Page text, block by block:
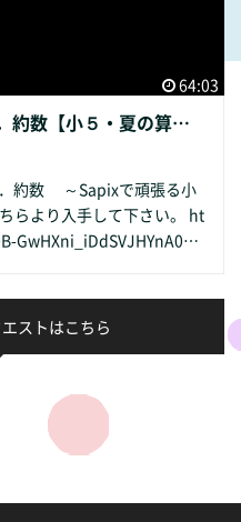
64:03
小５・夏の算数サポート】
．約数 ～Sapixで頑張る小
習するための動画教材で
ありません。 ・授業
ってこない。 ・聞いた時に
２，３日後に解いてみたら
説してもらえなかった問題
強が進まない。 といっ
夏期講習。しっかり取り組
ストはこちら